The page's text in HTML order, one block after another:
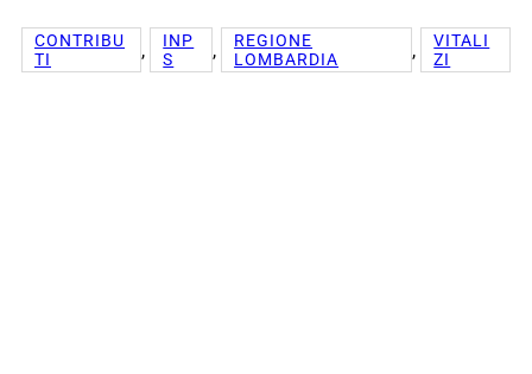
CONTRIBU
TI
,
INP
S
,
REGIONE
LOMBARDIA
,
VITALI
ZI